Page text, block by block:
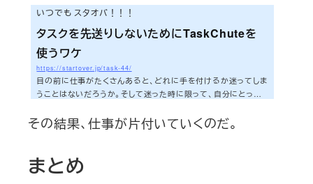
いつでも スタオバ！！！
タスクを先送りしないためにTaskChuteを
使うワケ
https://startover.jp/task-44/
目の前に仕事がたくさんあると、どれに手を付けるか迷ってしま
うことはないだろうか。そして迷った時に限って、自分にとって
う対処するか。それは事前にタスクを処理する順番を決めてお
き、上から順番に処理していけば仕事が時間内に終わるように
に実現可能だ。紹介しよう。そもそも、なぜ今のままではタスクを
先送りしてしまうのか簡単に言うと、迷うことで心理的ハードル
その結果、仕事が片付いていくのだ。
まとめ